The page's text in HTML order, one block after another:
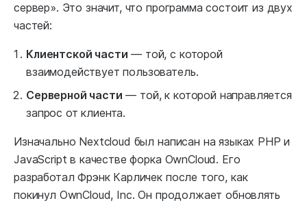
сервер». Это значит, что программа состоит из двух
частей:
Клиентской части — той, с которой
взаимодействует пользователь.
Серверной части — той, к которой направляется
запрос от клиента.
Изначально Nextcloud был написан на языках PHP и
JavaScript в качестве форка OwnCloud. Его
разработал Фрэнк Карличек после того, как
покинул OwnCloud, Inc. Он продолжает обновлять